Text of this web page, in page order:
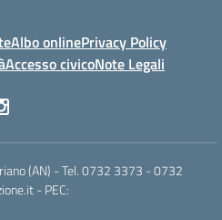
Albo onlinePrivacy Policy
Accesso civicoNote Legali
(AN) - Tel. 0732 3373 - 0732
- PEC: